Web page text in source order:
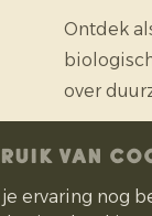
VAN
ervaring nog
Ontdek
over
MELD